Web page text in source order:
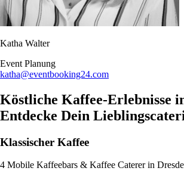
Katha Walter
Event Planung​
katha@eventbooking24.com
Köstliche Kaffee-Erlebnisse
Entdecke Dein
Klassischer Kaffee
4 Mobile Kaffeebars & Kaffee Caterer in